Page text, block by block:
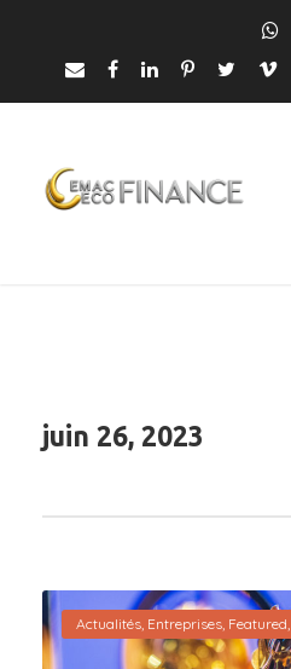
juin 26, 2023
Actualités, Entreprises, Featured,